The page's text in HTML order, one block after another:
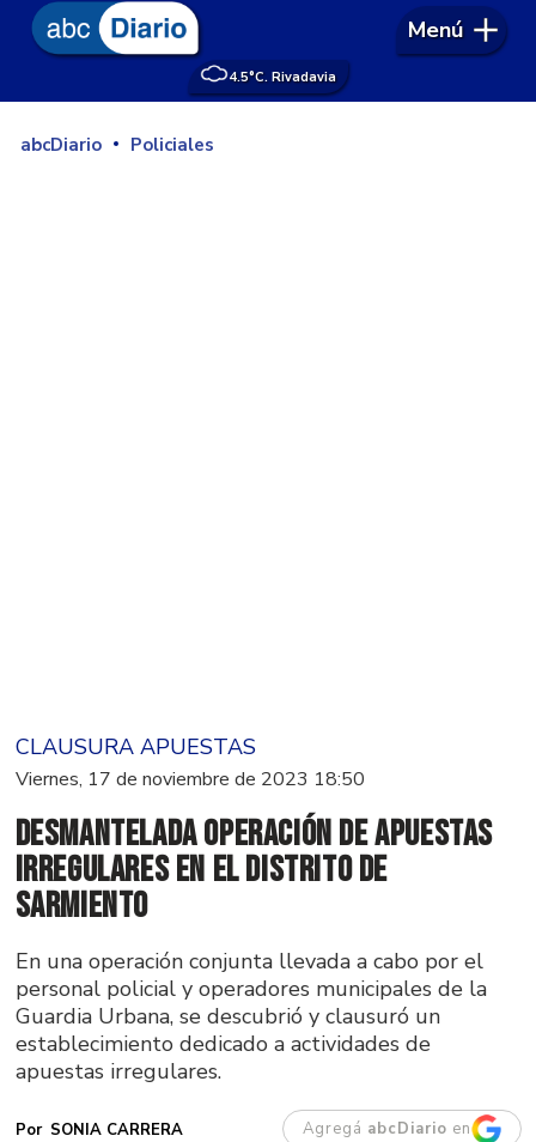
4.5°C. Rivadavia
Menú
abcDiario Policiales
CLAUSURA APUESTAS
Viernes, 17 de noviembre de 2023 18:50
Desmantelada Operación de Apuestas
Irregulares en el Distrito de
Sarmiento
En una operación conjunta llevada a cabo por el
personal policial y operadores municipales de la
Guardia Urbana, se descubrió y clausuró un
establecimiento dedicado a actividades de
apuestas irregulares.
SONIA CARRERA Agregá abcDiario en